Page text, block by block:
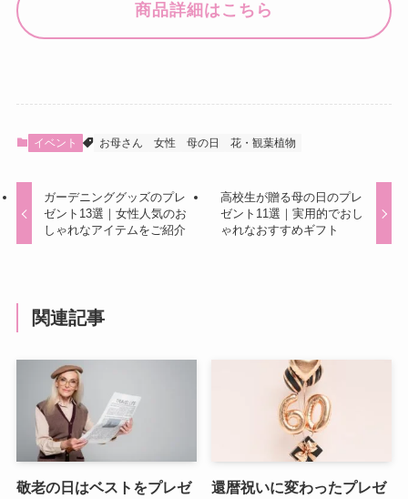
商品詳細はこちら
イベント お母さん 女性 母の日 花・観葉植物
ガーデニンググッズのプレ
ゼント13選｜女性人気のお
しゃれなアイテムをご紹介
高校生が贈る母の日のプレ
ゼント11選｜実用的でおし
ゃれなおすすめギフト
関連記事
敬老の日はベストをプレゼ
還暦祝いに変わったプレゼ